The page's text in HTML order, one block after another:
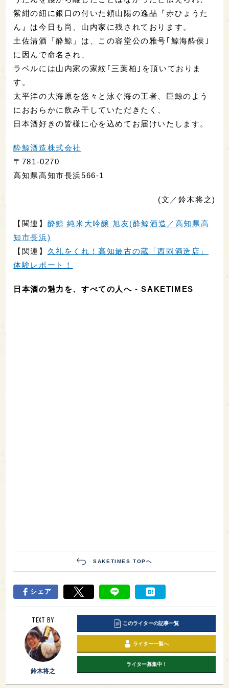
紫紺の紐に銀口の付いた頼山陽の逸品『赤ひょうた
ん』は今日も尚、山内家に残されております。
土佐清酒「酔鯨」は、この容堂公の雅号｢鯨海酔侯｣
に因んで命名され、
ラベルには山内家の家紋｢三葉柏｣を頂いておりま
す。
太平洋の大海原を悠々と泳ぐ海の王者、巨鯨のよう
におおらかに飲み干していただきたく、
日本酒好きの皆様に心を込めてお届けいたします。
酔鯨酒造株式会社
〒781-0270
高知県高知市長浜566-1
(文／鈴木将之)
【関連】 酔鯨 純米大吟醸 旭友(酔鯨酒造／高知県高
知市長浜)
【関連】 久礼をくれ！高知最古の蔵「西岡酒造店」
体験レポート！
日本酒の魅力を、すべての人へ - SAKETIMES
SAKETIMES TOPへ
シェア
TEXT BY
鈴木将之
このライターの記事一覧
ライター一覧へ
ライター募集中！